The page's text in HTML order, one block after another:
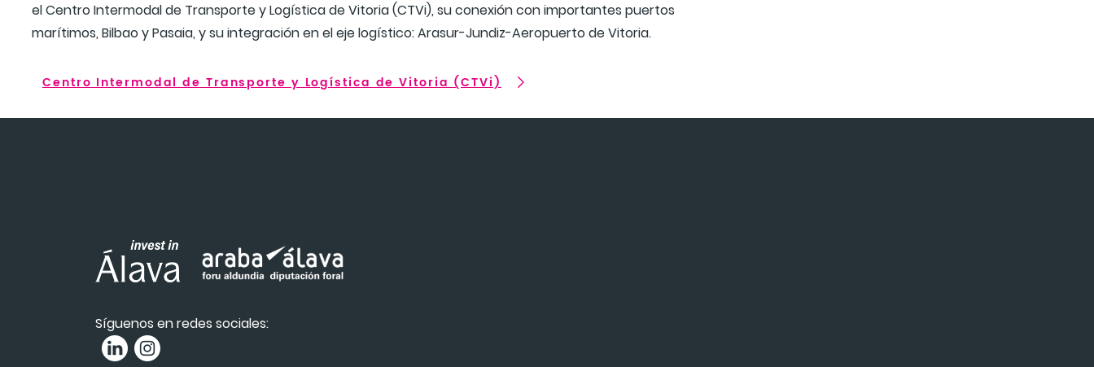
el Centro Intermodal de Transporte y Logística de Vitoria (CTVi), su conexión con importantes puertos
marítimos, Bilbao y Pasaia, y su integración en el eje logístico: Arasur-Jundiz-Aeropuerto de Vitoria.
Centro Intermodal de Transporte y Logística de Vitoria (CTVi)
Síguenos en redes sociales: